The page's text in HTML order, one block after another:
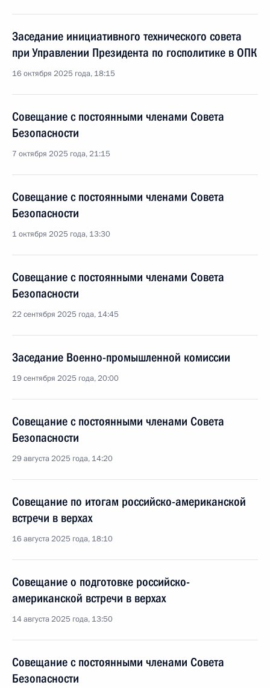
Заседание инициативного технического совета
при Управлении Президента по госполитике в ОПК
16 октября 2025 года, 18:15
Совещание с постоянными членами Совета
Безопасности
7 октября 2025 года, 21:15
Совещание с постоянными членами Совета
Безопасности
1 октября 2025 года, 13:30
Совещание с постоянными членами Совета
Безопасности
22 сентября 2025 года, 14:45
Заседание Военно-промышленной комиссии
19 сентября 2025 года, 20:00
Совещание с постоянными членами Совета
Безопасности
29 августа 2025 года, 14:20
Совещание по итогам российско-американской
встречи в верхах
16 августа 2025 года, 18:10
Совещание о подготовке российско-
американской встречи в верхах
14 августа 2025 года, 13:50
Совещание с постоянными членами Совета
Безопасности